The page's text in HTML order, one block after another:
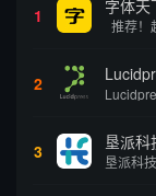
1 字体天
推荐！
2
3 垦派科